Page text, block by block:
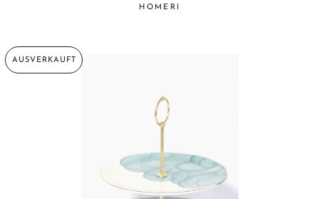
HOMERI
AUSVERKAUFT